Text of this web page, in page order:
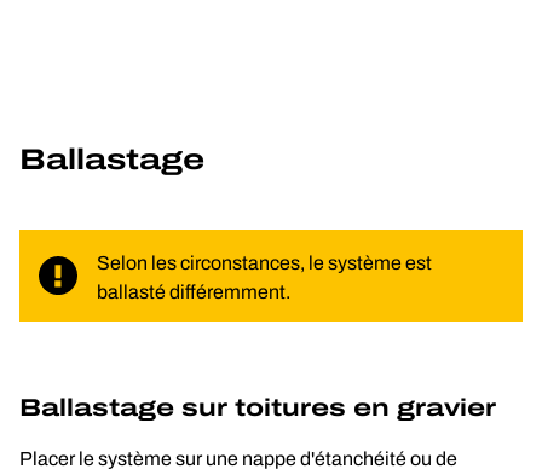
Ballastage
Selon les circonstances, le système est
ballasté différemment.
Ballastage sur toitures en gravier
Placer le système sur une nappe d'étanchéité ou de